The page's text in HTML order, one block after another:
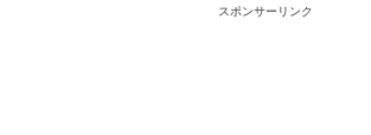
スポンサーリンク